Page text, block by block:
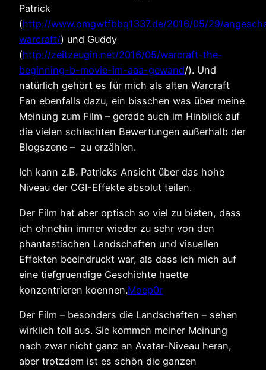
Patrick
(http://www.omgwtfbbq1337.de/2016/05/29/
warcraft/) und Guddy
(http://zeitzeugin.net/2016/05/warcraft-the-
beginning-b-movie-im-aaa-gewand/). Und
natürlich gehört es für mich als alten Warcraft
Fan ebenfalls dazu, ein bisschen was über meine
Meinung zum Film – gerade auch im Hinblick auf
die vielen schlechten Bewertungen außerhalb der
Blogszene – zu erzählen.
Ich kann z.B. Patricks Ansicht über das hohe
Niveau der CGI-Effekte absolut teilen.
Der Film hat aber optisch so viel zu bieten, dass
ich ohnehin immer wieder zu sehr von den
phantastischen Landschaften und visuellen
Effekten beeindruckt war, als dass ich mich auf
eine tiefgruendige Geschichte haette
konzentrieren koennen.Moep0r
Der Film – besonders die Landschaften – sehen
wirklich toll aus. Sie kommen meiner Meinung
nach zwar nicht ganz an Avatar-Niveau heran,
aber trotzdem ist es schön die ganzen